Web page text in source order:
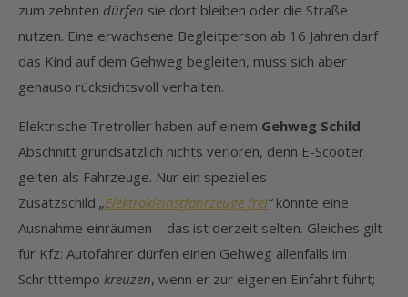
zum zehnten dürfen sie dort bleiben oder die Straße
nutzen. Eine erwachsene Begleitperson ab 16 Jahren darf
das Kind auf dem Gehweg begleiten, muss sich aber
genauso rücksichtsvoll verhalten.
Elektrische Tretroller haben auf einem Gehweg Schild–
Abschnitt grundsätzlich nichts verloren, denn E-Scooter
gelten als Fahrzeuge. Nur ein spezielles
Zusatzschild „Elektrokleinstfahrzeuge frei“könnte eine
Ausnahme einräumen – das ist derzeit selten. Gleiches gilt
für Kfz: Autofahrer dürfen einen Gehweg allenfalls im
Schritttempo kreuzen, wenn er zur eigenen Einfahrt führt;